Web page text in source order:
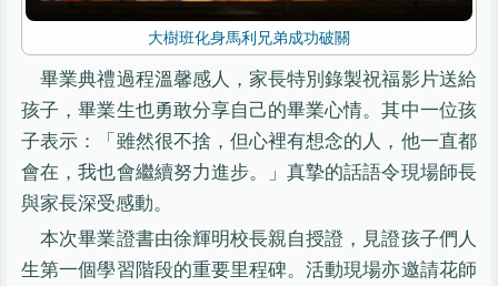
大樹班化身馬利兄弟成功破關
畢業典禮過程溫馨感人，家長特別錄製祝福影片送給
孩子，畢業生也勇敢分享自己的畢業心情。其中一位孩
子表示：「雖然很不捨，但心裡有想念的人，他一直都
會在，我也會繼續努力進步。」真摯的話語令現場師長
與家長深受感動。
本次畢業證書由徐輝明校長親自授證，見證孩子們人
生第一個學習階段的重要里程碑。活動現場亦邀請花師